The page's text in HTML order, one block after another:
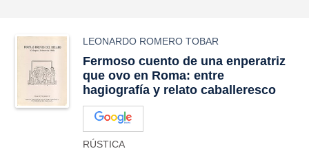
LEONARDO ROMERO TOBAR
Fermoso cuento de una enperatriz
que ovo en Roma: entre
hagiografía y relato caballeresco
RÚSTICA